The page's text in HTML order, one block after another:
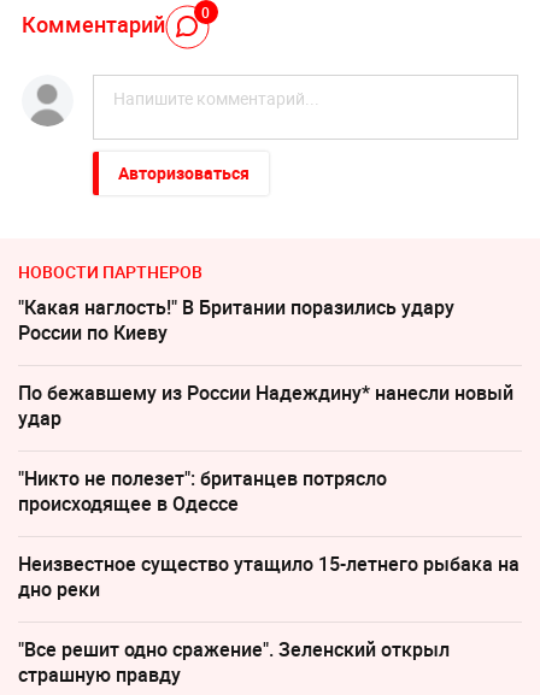
Комментарий 0
Авторизоваться
НОВОСТИ ПАРТНЕРОВ
"Какая наглость!" В Британии поразились удару
России по Киеву
По бежавшему из России Надеждину* нанесли новый
удар
"Никто не полезет": британцев потрясло
происходящее в Одессе
Неизвестное существо утащило 15-летнего рыбака на
дно реки
"Все решит одно сражение". Зеленский открыл
страшную правду